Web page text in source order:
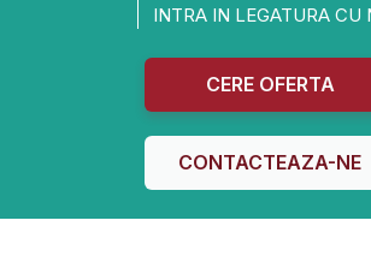
INTRA IN LEGATURA CU
CERE OFERTA
CONTACTEAZA-NE